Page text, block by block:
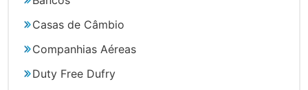
Casas de Câmbio
Companhias Aéreas
Duty Free Dufry